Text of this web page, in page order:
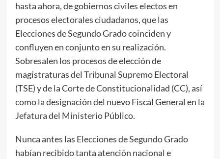
hasta ahora, de gobiernos civiles electos en
procesos electorales ciudadanos, que las
Elecciones de Segundo Grado coinciden y
confluyen en conjunto en su realización.
Sobresalen los procesos de elección de
magistraturas del Tribunal Supremo Electoral
(TSE) y de la Corte de Constitucionalidad (CC), así
como la designación del nuevo Fiscal General en la
Jefatura del Ministerio Público.
Nunca antes las Elecciones de Segundo Grado
habían recibido tanta atención nacional e